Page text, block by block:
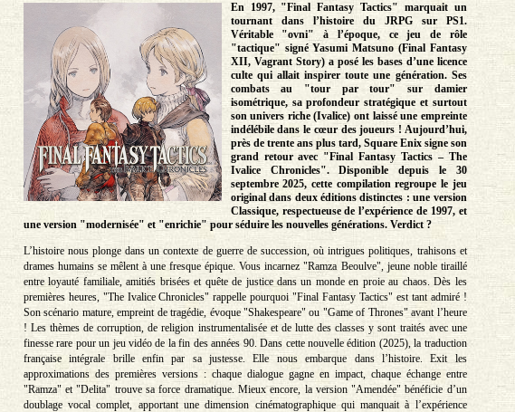
En 1997, "Final Fantasy Tactics" marquait un
tournant dans l’histoire du JRPG sur PS1.
Véritable "ovni" à l’époque, ce jeu de rôle
"tactique" signé Yasumi Matsuno (Final Fantasy
XII, Vagrant Story) a posé les bases d’une licence
culte qui allait inspirer toute une génération. Ses
combats au "tour par tour" sur damier
isométrique, sa profondeur stratégique et surtout
son univers riche (Ivalice) ont laissé une empreinte
indélébile dans le cœur des joueurs ! Aujourd’hui,
près de trente ans plus tard, Square Enix signe son
grand retour avec "Final Fantasy Tactics – The
Ivalice Chronicles". Disponible depuis le 30
septembre 2025, cette compilation regroupe le jeu
original dans deux éditions distinctes : une version
Classique, respectueuse de l’expérience de 1997, et
une version "modernisée" et "enrichie" pour séduire les nouvelles générations. Verdict ?
L’histoire nous plonge dans un contexte de guerre de succession, où intrigues politiques, trahisons et
drames humains se mêlent à une fresque épique. Vous incarnez "Ramza Beoulve", jeune noble tiraillé
entre loyauté familiale, amitiés brisées et quête de justice dans un monde en proie au chaos. Dès les
premières heures, "The Ivalice Chronicles" rappelle pourquoi "Final Fantasy Tactics" est tant admiré !
Son scénario mature, empreint de tragédie, évoque "Shakespeare" ou "Game of Thrones" avant l’heure
! Les thèmes de corruption, de religion instrumentalisée et de lutte des classes y sont traités avec une
finesse rare pour un jeu vidéo de la fin des années 90. Dans cette nouvelle édition (2025), la traduction
française intégrale brille enfin par sa justesse. Elle nous embarque dans l’histoire. Exit les
approximations des premières versions : chaque dialogue gagne en impact, chaque échange entre
"Ramza" et "Delita" trouve sa force dramatique. Mieux encore, la version "Amendée" bénéficie d’un
doublage vocal complet, apportant une dimension cinématographique qui manquait à l’expérience